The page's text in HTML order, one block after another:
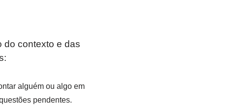
do contexto e das
alguém ou algo em
pendentes.